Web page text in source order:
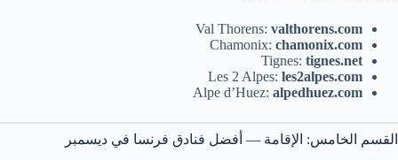
Val Thorens: valthorens.com
Chamonix: chamonix.com
Tignes: tignes.net
Les 2 Alpes: les2alpes.com
Alpe d’Huez: alpedhuez.com
القسم الخامس: الإقامة — أفضل فنادق فرنسا في ديسمبر